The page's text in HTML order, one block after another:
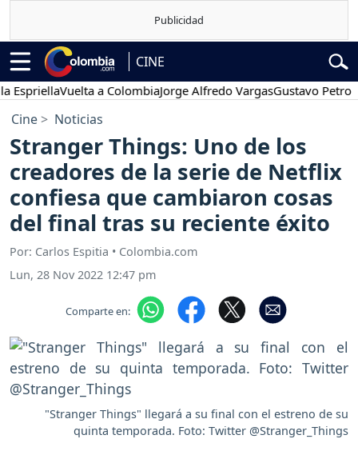
CINE
Vuelta a ColombiaJorge Alfredo VargasGustavo Petro
Cine Noticias
Stranger Things: Uno de los
creadores de la serie de Netflix
confiesa que cambiaron cosas
del final tras su reciente éxito
Por: Carlos Espitia • Colombia.com
Lun, 28 Nov 2022 12:47 pm
Comparte en:
"Stranger Things" llegará a su final con el estreno de su
quinta temporada. Foto: Twitter @Stranger_Things